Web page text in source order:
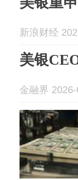
新浪财经
美银
金融界